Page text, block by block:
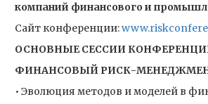
компаний финансового и
Сайт конференции:
ОСНОВНЫЕ СЕССИИ
ФИНАНСОВЫЙ РИСК-
• Эволюция методов и моделей в